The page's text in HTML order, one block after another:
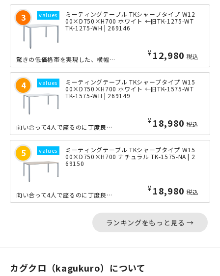
ミーティングテーブル TKシャープタイプ W12
00×D750×H700 ホワイト ←旧TK-1275-WT
TK-1275-WH | 269146
¥ 12,980 税込
驚きの低価格帯を実現した、横幅1200×奥行き750mmの会議用テーブルです。定...
ミーティングテーブル TKシャープタイプ W15
00×D750×H700 ホワイト ←旧TK-1575-WT
TK-1575-WH | 269149
¥ 18,980 税込
向い合って4人で座るのに丁度良い、横幅1500mmの会議用テーブルです。オフィス...
ミーティングテーブル TKシャープタイプ W15
00×D750×H700 ナチュラル TK-1575-NA | 2
69150
¥ 18,980 税込
向い合って4人で座るのに丁度良い、横幅1500mmの会議用テーブルです。オフィス...
ランキングをもっと見る →
カグクロ（kagukuro）について